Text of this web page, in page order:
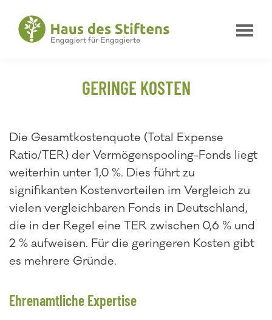
Hauptnavigation
springen
Inhalt
springen
Fußzeile
springen
GERINGE KOSTEN
Die Gesamtkostenquote (Total Expense
Ratio/TER) der Vermögenspooling-Fonds liegt
weiterhin unter 1,0 %. Dies führt zu
signifikanten Kostenvorteilen im Vergleich zu
vielen vergleichbaren Fonds in Deutschland,
die in der Regel eine TER zwischen 0,6 % und
2 % aufweisen. Für die geringeren Kosten gibt
es mehrere Gründe.
Ehrenamtliche Expertise